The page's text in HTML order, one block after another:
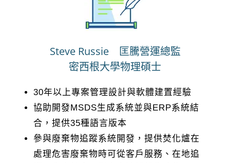
Steve Russie 匡騰營運總監
密西根大學物理碩士
30年以上專案管理設計與軟體建置經驗
協助開發MSDS生成系統並與ERP系統結
合，提供35種語言版本
參與廢棄物追蹤系統開發，提供焚化爐在
處理危害廢棄物時可從客戶服務、在地追